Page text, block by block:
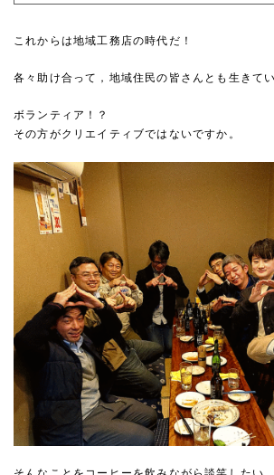
これからは地域工務店の時代だ！
各々助け合って，地域住民の皆さんとも生きてい
ボランティア！？
その方がクリエイティブではないですか。